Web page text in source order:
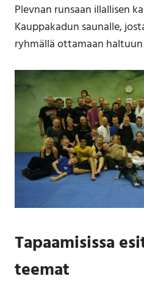
Plevnan runsaan illallisen
Kauppakadun saunalle,
ryhmällä ottamaan
Tapaamisissa
teemat